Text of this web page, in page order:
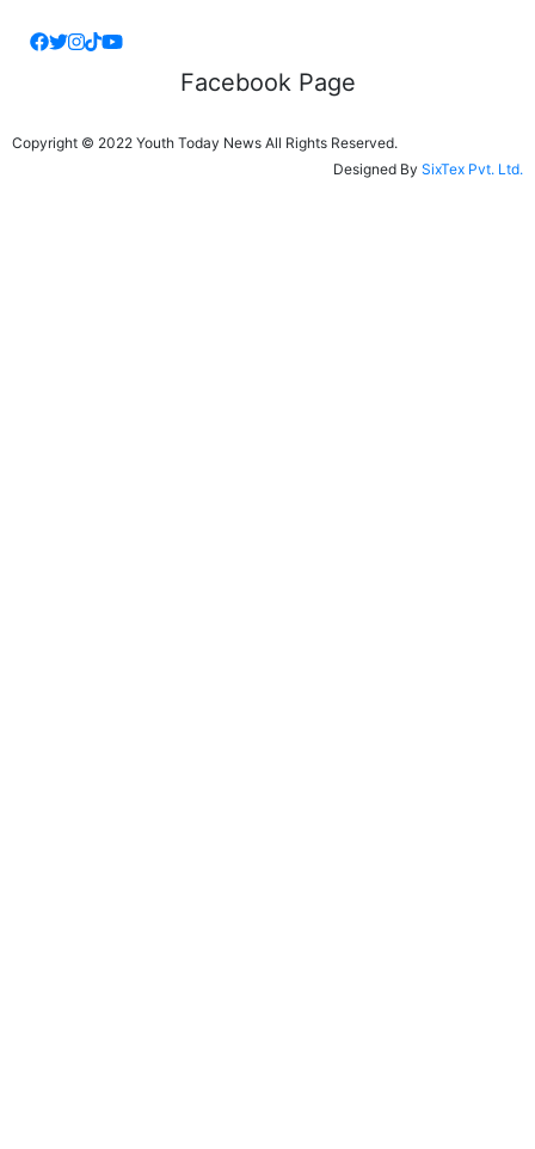
Facebook Page
Copyright © 2022 Youth Today News All Rights Reserved.
Designed By SixTex Pvt. Ltd.